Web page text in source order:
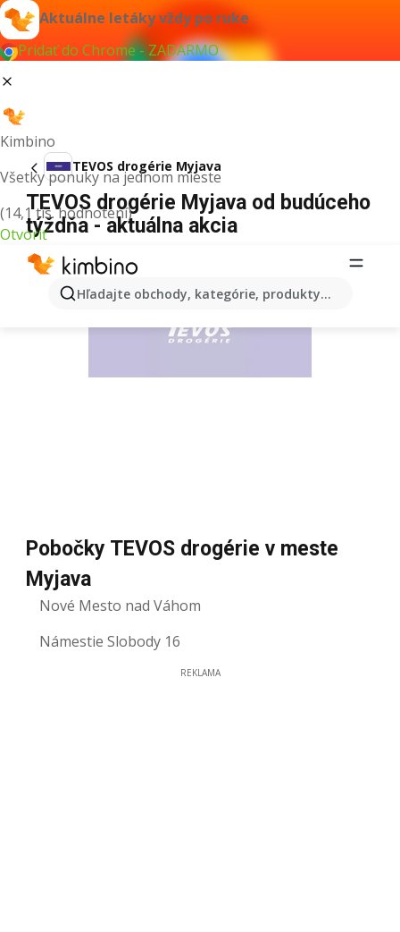
Aktuálne letáky vždy po ruke
Pridať do Chrome - ZADARMO
Kimbino
Všetky ponuky na jednom mieste
(14,1 tis. hodnotení)
Otvoriť
Hľadajte obchody, kategórie, produkty...
TEVOS drogérie Myjava
TEVOS drogérie Myjava od budúceho
týždňa - aktuálna akcia
Pobočky TEVOS drogérie v meste
Myjava
Nové Mesto nad Váhom
Námestie Slobody 16
REKLAMA